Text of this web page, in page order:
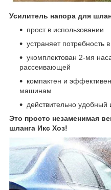
Усилитель напора для
прост в использовании
устраняет
укомплектован 2-мя
рассеивающей
компактен и
машинам
действительно удобный
Это просто незаменимая
шланга Икс Хоз!